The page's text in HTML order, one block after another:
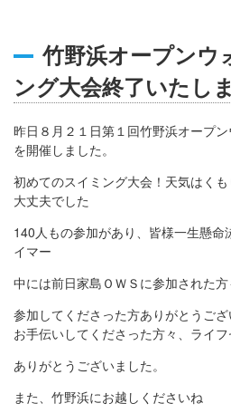
竹野浜オープンウ
ング大会終了いたし
昨日８月２１日第１回竹野浜オープ
を開催しました。
初めてのスイミング大会！天気はく
大丈夫でした
140人もの参加があり、皆様一生懸命
イマー
中には前日家島ＯＷＳに参加された
参加してくださった方ありがとうご
お手伝いしてくださった方々、ライ
ありがとうございました。
また、竹野浜にお越しくださいね